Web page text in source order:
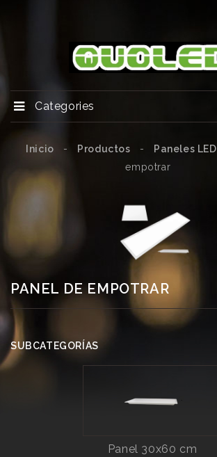
Categories
Inicio Productos Paneles LED
empotrar
PANEL DE EMPOTRAR
SUBCATEGORÍAS
Panel 30x60 cm